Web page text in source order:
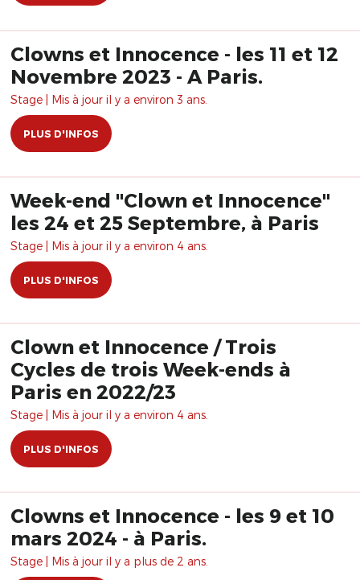
Clowns et Innocence - les 11 et 12
Novembre 2023 - A Paris.
Stage | Mis à jour il y a environ 3 ans.
PLUS D'INFOS
Week-end "Clown et Innocence"
les 24 et 25 Septembre, à Paris
Stage | Mis à jour il y a environ 4 ans.
PLUS D'INFOS
Clown et Innocence / Trois
Cycles de trois Week-ends à
Paris en 2022/23
Stage | Mis à jour il y a environ 4 ans.
PLUS D'INFOS
Clowns et Innocence - les 9 et 10
mars 2024 - à Paris.
Stage | Mis à jour il y a plus de 2 ans.